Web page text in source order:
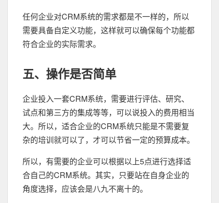
任何企业对CRM系统的需求都是不一样的，所以
需要具备自定义功能，这样就可以确保每个功能都
符合企业的实际需求。
五、操作是否简单
企业投入一套CRM系统，需要进行评估、研究、
试点和第三方的集成等等，可以说投入的费用相当
大。所以，适合企业的CRM系统只能是不需要复
杂的培训就可以了，才可以节省一定的预算成本。
所以，有需要的企业可以根据以上5点进行选择适
合自己的CRM系统。其实，只要站在自身企业的
角度选择，应该会是八九不离十的。